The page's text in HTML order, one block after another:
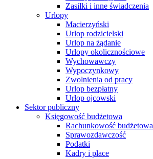
Zasiłki i inne świadczenia
Urlopy
Macierzyński
Urlop rodzicielski
Urlop na żądanie
Urlopy okolicznościowe
Wychowawczy
Wypoczynkowy
Zwolnienia od pracy
Urlop bezpłatny
Urlop ojcowski
Sektor publiczny
Księgowość budżetowa
Rachunkowość budżetowa
Sprawozdawczość
Podatki
Kadry i płace